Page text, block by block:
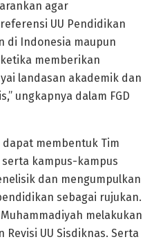
agar
UU Pendidikan
di Indonesia maupun
memberikan
landasan akademik dan
ungkapnya dalam FGD
membentuk Tim
kampus-kampus
dan mengumpulkan
sebagai rujukan.
melakukan
UU Sisdiknas. Serta